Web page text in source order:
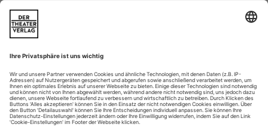
zu «Stücke ’09», die das deutschsprachige Dramentreffen zunehmend
Richtung Ausland öffnen.
Mülheim, internacional
La alcaldesa, Dagmar Mühlenfeld, invita al teatro de los
«Stücke '09». Les damos nuestra más cordial bienvenida a los
34° Días de Teatro de Renania del Norte-Westfalia «Stücke
’09», el festival de nuevo teatro en lengua alemana. El